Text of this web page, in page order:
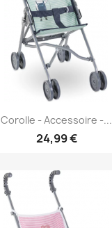
Corolle - Accessoire -...
24,99 €